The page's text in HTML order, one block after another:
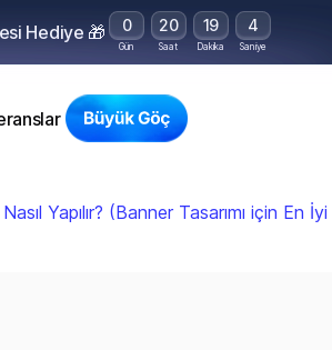
Hediye 🎁 0
Gün
20
Saat
19
Dakika
3
Saniye
Yapılır? (Banner Tasarımı için En